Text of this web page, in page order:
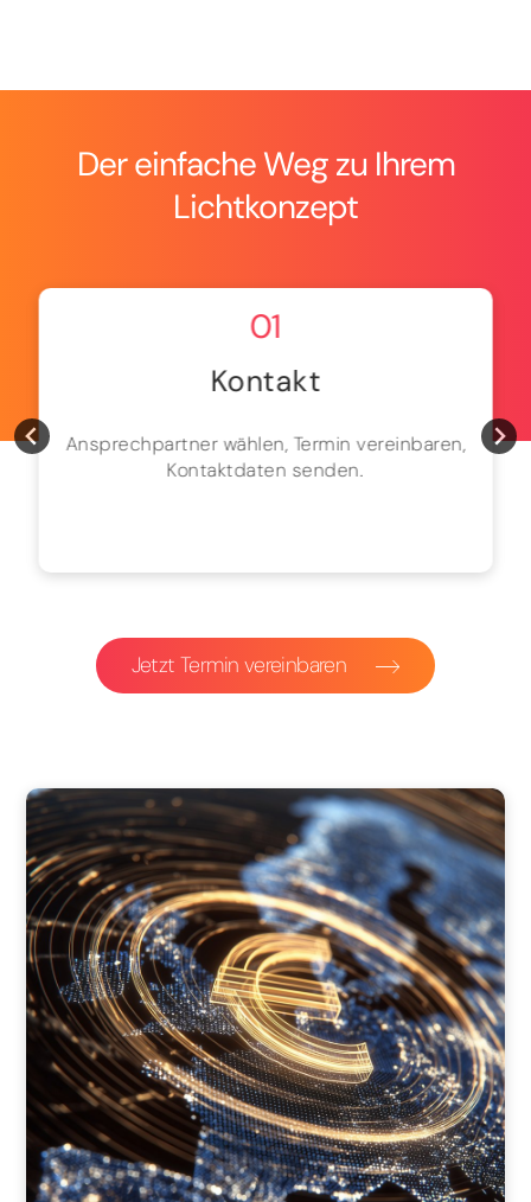
Der einfache Weg zu Ihrem
Lichtkonzept
01
Kontakt
Ansprechpartner wählen, Termin vereinbaren,
Kontaktdaten senden.
Jetzt Termin vereinbaren